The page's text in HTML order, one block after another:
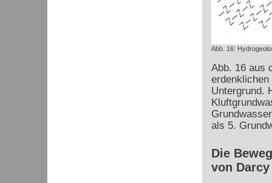
Abb. 16:
Abb. 16 aus
Untergrund.
als 5.
Die
von Darcy